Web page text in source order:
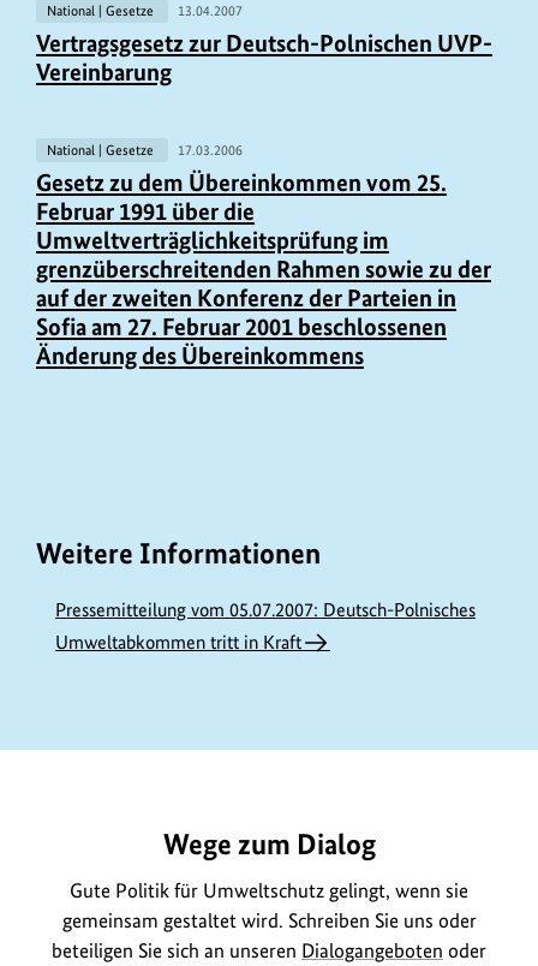
National | Gesetze 13.04.2007
Vertragsgesetz zur Deutsch-Polnischen UVP-
Vereinbarung
National | Gesetze 17.03.2006
Gesetz zu dem Übereinkommen vom 25.
Februar 1991 über die
Umweltverträglichkeitsprüfung im
grenzüberschreitenden Rahmen sowie zu der
auf der zweiten Konferenz der Parteien in
Sofia am 27. Februar 2001 beschlossenen
Änderung des Übereinkommens
Weitere Informationen
Pressemitteilung vom 05.07.2007: Deutsch-Polnisches
Umweltabkommen tritt in Kraft
Wege zum Dialog
Gute Politik für Umweltschutz gelingt, wenn sie
gemeinsam gestaltet wird. Schreiben Sie uns oder
beteiligen Sie sich an unseren Dialogangeboten oder